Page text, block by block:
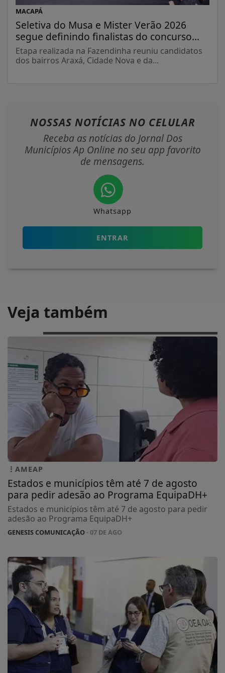
MACAPÁ
Seletiva do Musa e Mister Verão 2026
segue definindo finalistas do concurso...
Etapa realizada na Fazendinha reuniu candidatos
dos bairros Araxá, Cidade Nova e da...
NOSSAS NOTÍCIAS NO CELULAR
Receba as notícias do Jornal Dos
Municípios Ap Online no seu app favorito
de mensagens.
Whatsapp
ENTRAR
Veja também
AMEAP
Estados e municípios têm até 7 de agosto
para pedir adesão ao Programa EquipaDH+
Estados e municípios têm até 7 de agosto para pedir
adesão ao Programa EquipaDH+
GENESIS COMUNICAÇÃO- 07 DE AGO